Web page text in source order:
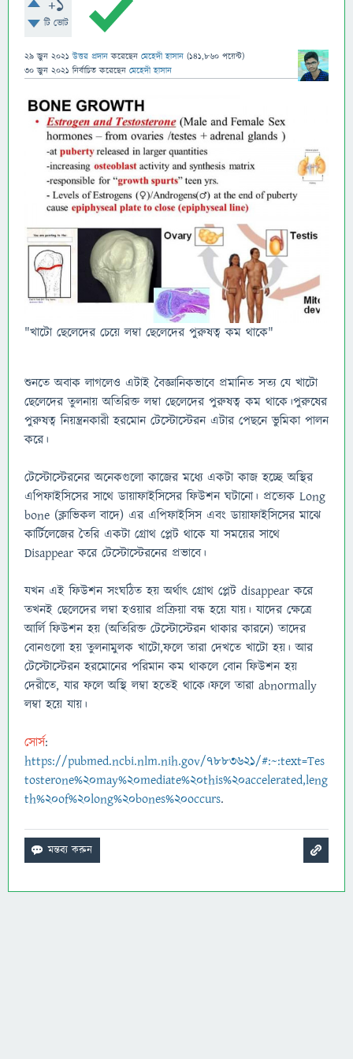
+1
টি ভোট
29 জুন 2021 উত্তর প্রদান করেছেন মেহেদী হাসান (141,860 পয়েন্ট)
30 জুন 2021 নির্বাচিত করেছেন মেহেদী হাসান
"খাটো ছেলেদের চেয়ে লম্বা ছেলেদের পুরুষত্ব কম থাকে"
শুনতে অবাক লাগলেও এটাই বৈজ্ঞানিকভাবে প্রমানিত সত্য যে খাটো
ছেলেদের তুলনায় অতিরিক্ত লম্বা ছেলেদের পুরুষত্ব কম থাকে।পুরুষের
পুরুষত্ব নিয়ন্ত্রনকারী হরমোন টেস্টোস্টেরন এটার পেছনে ভুমিকা পালন
করে।
টেস্টোস্টেরনের অনেকগুলো কাজের মধ্যে একটা কাজ হচ্ছে অস্থির
এপিফাইসিসের সাথে ডায়াফাইসিসের ফিউশন ঘটানো। প্রত্যেক Long
bone (ক্লাভিকল বাদে) এর এপিফাইসিস এবং ডায়াফাইসিসের মাঝে
কার্টিলেজের তৈরি একটা গ্রোথ প্লেট থাকে যা সময়ের সাথে
Disappear করে টেস্টোস্টেরনের প্রভাবে।
যখন এই ফিউশন সংঘঠিত হয় অর্থাৎ গ্রোথ প্লেট disappear করে
তখনই ছেলেদের লম্বা হওয়ার প্রক্রিয়া বন্ধ হয়ে যায়। যাদের ক্ষেত্রে
আর্লি ফিউশন হয় (অতিরিক্ত টেস্টোস্টেরন থাকার কারনে) তাদের
বোনগুলো হয় তুলনামুলক খাটো,ফলে তারা দেখতে খাটো হয়। আর
টেস্টোস্টেরন হরমোনের পরিমান কম থাকলে বোন ফিউশন হয়
দেরীতে, যার ফলে অস্থি লম্বা হতেই থাকে।ফলে তারা abnormally
লম্বা হয়ে যায়।
সোর্স:
https://pubmed.ncbi.nlm.nih.gov/7883621/#:~:text=Tes
tosterone%20may%20mediate%20this%20accelerated,leng
th%20of%20long%20bones%20occurs.